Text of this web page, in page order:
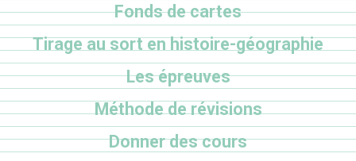
Fonds de cartes
Tirage au sort en histoire-géographie
Les épreuves
Méthode de révisions
Donner des cours